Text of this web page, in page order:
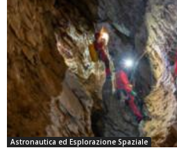
Astronautica ed Esplorazione Spaziale